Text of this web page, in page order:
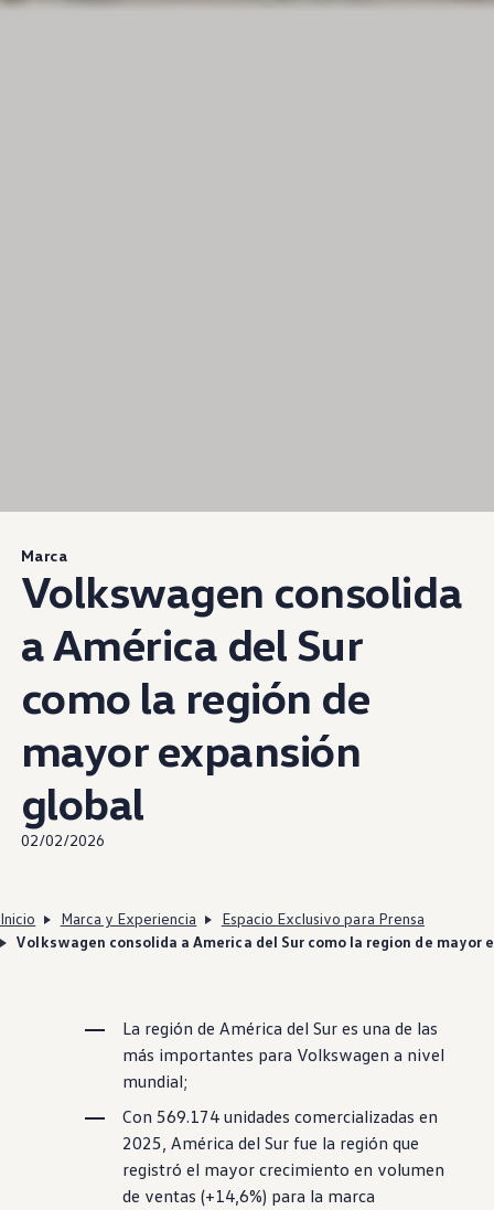
Marca
Volkswagen consolida
a América del Sur
como la región de
mayor expansión
global
02/02/2026
Inicio Marca y Experiencia
Espacio Exclusivo para Prensa
Volkswagen consolida a America del Sur como la region de mayor
La región de América del Sur es una de las
más importantes para Volkswagen a nivel
mundial;
Con 569.174 unidades comercializadas en
2025, América del Sur fue la región que
registró el mayor crecimiento en volumen
de ventas (+14,6%) para la marca